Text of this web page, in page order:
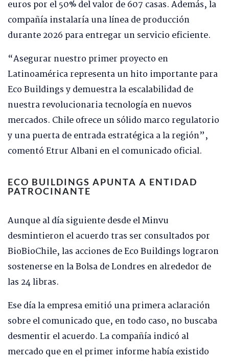
euros por el 50% del valor de 607 casas. Además, la
compañía instalaría una línea de producción
durante 2026 para entregar un servicio eficiente.
“Asegurar nuestro primer proyecto en
Latinoamérica representa un hito importante para
Eco Buildings y demuestra la escalabilidad de
nuestra revolucionaria tecnología en nuevos
mercados. Chile ofrece un sólido marco regulatorio
y una puerta de entrada estratégica a la región”,
comentó Etrur Albani en el comunicado oficial.
ECO BUILDINGS APUNTA A ENTIDAD
PATROCINANTE
Aunque al día siguiente desde el Minvu
desmintieron el acuerdo tras ser consultados por
BioBioChile, las acciones de Eco Buildings lograron
sostenerse en la Bolsa de Londres en alrededor de
las 24 libras.
Ese día la empresa emitió una primera aclaración
sobre el comunicado que, en todo caso, no buscaba
desmentir el acuerdo. La compañía indicó al
mercado que en el primer informe había existido